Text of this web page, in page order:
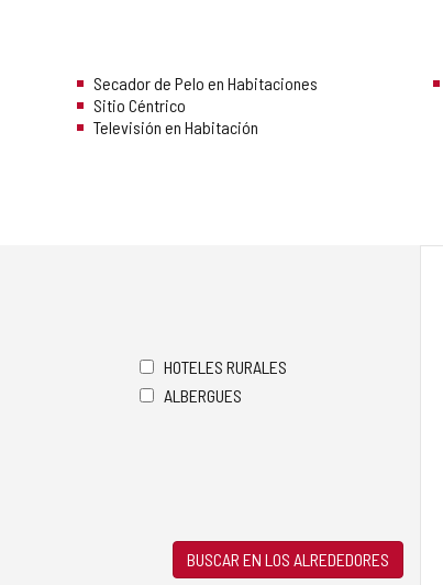
Secador de Pelo en Habitaciones
Sitio Céntrico
Televisión en Habitación
HOTELES RURALES
ALBERGUES
BUSCAR EN LOS ALREDEDORES